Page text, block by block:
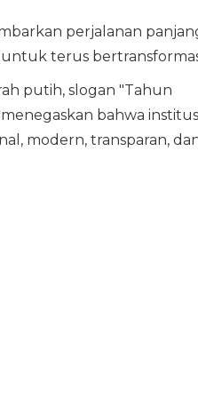
perjalanan
terus
putih, slogan "Tahun
bahwa
modern, transparan,